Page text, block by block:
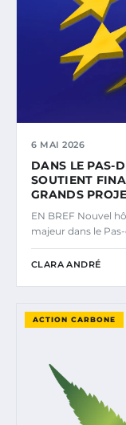
6 MAI 2026
DANS LE PAS-
SOUTIENT
GRANDS
EN BREF Nouvel
majeur dans le
CLARA ANDRÉ
ACTION CARBONE